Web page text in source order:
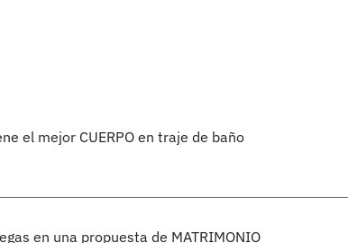
el mejor CUERPO en traje de baño
en una propuesta de MATRIMONIO